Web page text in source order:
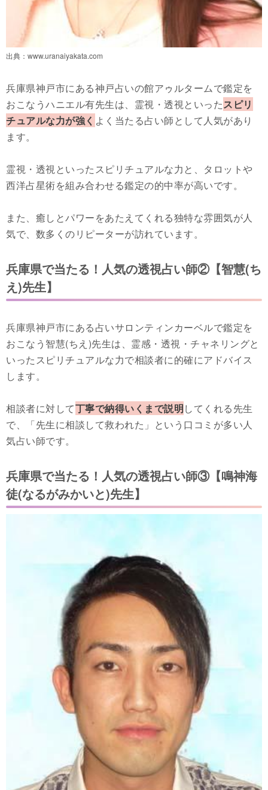
出典： www.uranaiyakata.com
兵庫県神戸市にある神戸占いの館アゥルタームで鑑定を
おこなうハニエル有先生は、霊視・透視といったスピリ
チュアルな力が強く よく当たる占い師として人気があり
ます。
霊視・透視といったスピリチュアルな力と、タロットや
西洋占星術を組み合わせる鑑定の的中率が高いです。
また、癒しとパワーをあたえてくれる独特な雰囲気が人
気で、数多くのリピーターが訪れています。
兵庫県で当たる！人気の透視占い師②【智慧(ち
え)先生】
兵庫県神戸市にある占いサロンティンカーベルで鑑定を
おこなう智慧(ちえ)先生は、霊感・透視・チャネリングと
いったスピリチュアルな力で相談者に的確にアドバイス
します。
相談者に対して丁寧で納得いくまで説明してくれる先生
で、「先生に相談して救われた」という口コミが多い人
気占い師です。
兵庫県で当たる！人気の透視占い師③【鳴神海
徒(なるがみかいと)先生】